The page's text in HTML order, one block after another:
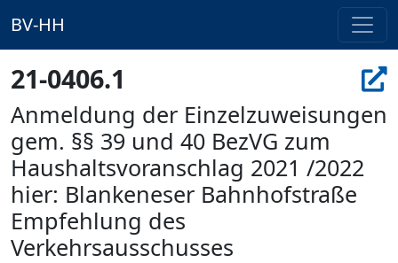
BV-HH
21-0406.1
Anmeldung der Einzelzuweisungen
gem. §§ 39 und 40 BezVG zum
Haushaltsvoranschlag 2021 /2022
hier: Blankeneser Bahnhofstraße
Empfehlung des
Verkehrsausschusses